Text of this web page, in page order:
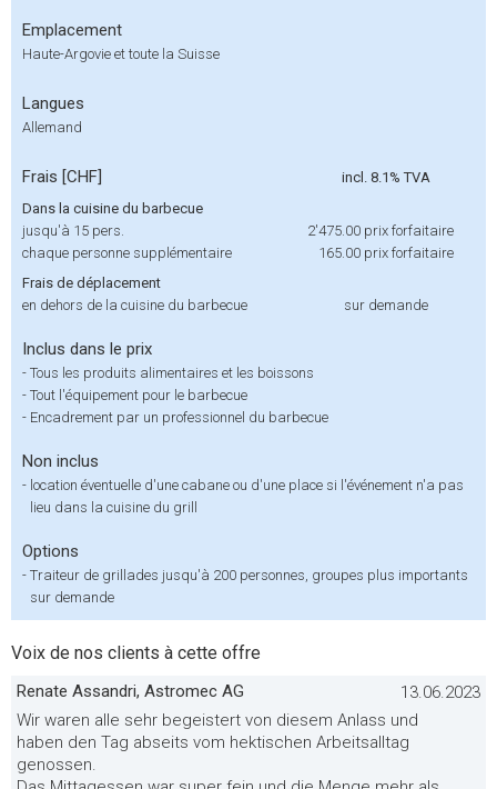
Emplacement
Haute-Argovie et toute la Suisse
Langues
Allemand
Frais [CHF]
incl. 8.1% TVA
Dans la cuisine du barbecue
jusqu'à 15 pers.
2'475.00 prix forfaitaire
chaque personne supplémentaire
165.00 prix forfaitaire
Frais de déplacement
en dehors de la cuisine du barbecue
sur demande
Inclus dans le prix
- Tous les produits alimentaires et les boissons
- Tout l'équipement pour le barbecue
- Encadrement par un professionnel du barbecue
Non inclus
- location éventuelle d'une cabane ou d'une place si l'événement n'a pas
lieu dans la cuisine du grill
Options
- Traiteur de grillades jusqu'à 200 personnes, groupes plus importants
sur demande
Voix de nos clients à cette offre
Renate Assandri, Astromec AG
13.06.2023
Wir waren alle sehr begeistert von diesem Anlass und
haben den Tag abseits vom hektischen Arbeitsalltag
genossen.